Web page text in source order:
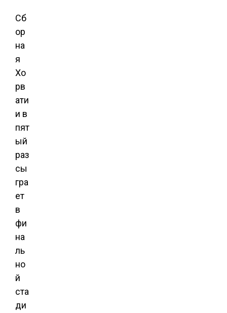
Сб
ор
на
я
Хо
рв
ати
и в
пят
ый
раз
сы
гра
ет
в
фи
на
ль
но
й
ста
ди